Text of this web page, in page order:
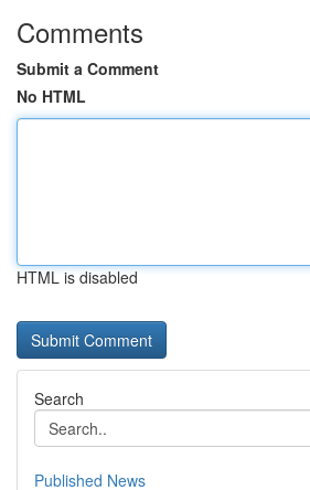
Comments
Submit a Comment
No HTML
HTML is disabled
Search
Published News